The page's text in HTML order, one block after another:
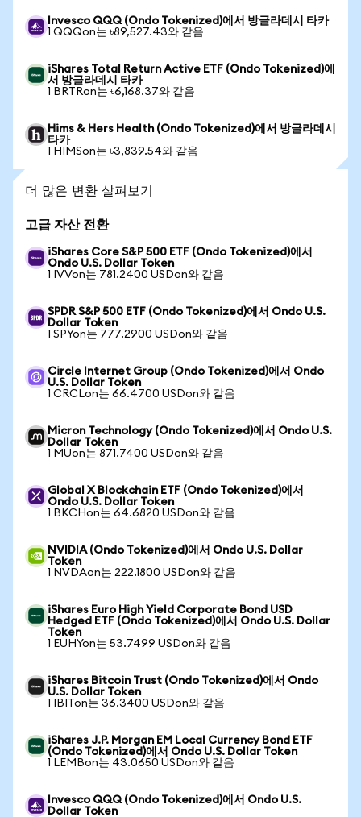
Invesco QQQ (Ondo Tokenized)에서 방글라데시 타카
1 QQQon는 ৳89,527.43와 같음
iShares Total Return Active ETF (Ondo Tokenized)에
서 방글라데시 타카
1 BRTRon는 ৳6,168.37와 같음
Hims & Hers Health (Ondo Tokenized)에서 방글라데시
타카
1 HIMSon는 ৳3,839.54와 같음
더 많은 변환 살펴보기
고급 자산 전환
iShares Core S&P 500 ETF (Ondo Tokenized)에서
Ondo U.S. Dollar Token
1 IVVon는 781.2400 USDon와 같음
SPDR S&P 500 ETF (Ondo Tokenized)에서 Ondo U.S.
Dollar Token
1 SPYon는 777.2900 USDon와 같음
Circle Internet Group (Ondo Tokenized)에서 Ondo
U.S. Dollar Token
1 CRCLon는 66.4700 USDon와 같음
Micron Technology (Ondo Tokenized)에서 Ondo U.S.
Dollar Token
1 MUon는 871.7400 USDon와 같음
Global X Blockchain ETF (Ondo Tokenized)에서
Ondo U.S. Dollar Token
1 BKCHon는 64.6820 USDon와 같음
NVIDIA (Ondo Tokenized)에서 Ondo U.S. Dollar
Token
1 NVDAon는 222.1800 USDon와 같음
iShares Euro High Yield Corporate Bond USD
Hedged ETF (Ondo Tokenized)에서 Ondo U.S. Dollar
Token
1 EUHYon는 53.7499 USDon와 같음
iShares Bitcoin Trust (Ondo Tokenized)에서 Ondo
U.S. Dollar Token
1 IBITon는 36.3400 USDon와 같음
iShares J.P. Morgan EM Local Currency Bond ETF
(Ondo Tokenized)에서 Ondo U.S. Dollar Token
1 LEMBon는 43.0650 USDon와 같음
Invesco QQQ (Ondo Tokenized)에서 Ondo U.S.
Dollar Token